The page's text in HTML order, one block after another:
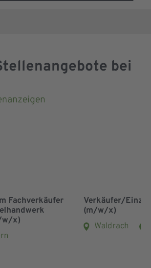
bei
Fachverkäufer
w/x)
Verkäufer/
(m/w/x)
Waldrach